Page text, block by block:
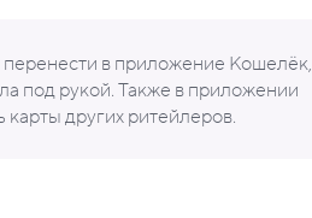
в приложение Кошелёк,
под рукой. Также в приложении
других ритейлеров.